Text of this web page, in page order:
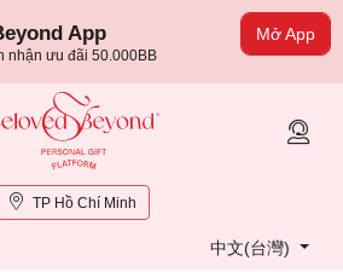
Mở App
App
nhận ưu đãi 50.000BB
TP Hồ Chí Minh
中文(台灣)